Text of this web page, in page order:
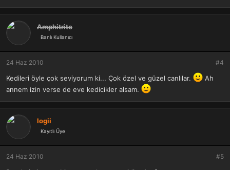
Amphitrite
Banlı Kullanıcı
24 Haz 2010 #4
Kedileri öyle çok seviyorum ki... Çok özel ve güzel canlılar.
Ah
annem izin verse de eve kedicikler alsam.
logii
Kayıtlı Üye
24 Haz 2010 #5